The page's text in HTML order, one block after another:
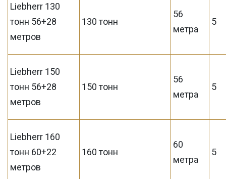
Liebherr 130
тонн 56+28
метров
130 тонн
56
метра
5
Liebherr 150
тонн 56+28
метров
150 тонн
56
метра
5
Liebherr 160
тонн 60+22
метров
160 тонн
60
метра
5